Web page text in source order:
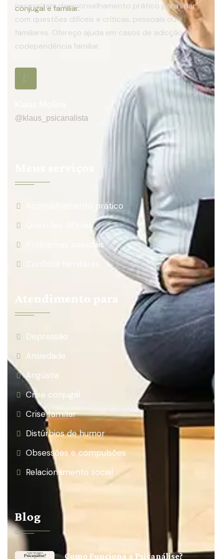
necessitam de aconselhamento prático para lidar
com questões difíceis e críticas, pessoais ou
familiares. Ofereço ajuda em casos de adicção e
codependência familiar.
@klaus_psicanalista
Aconselhamento prático
Problemas pessoais
Conflitos familiares
Atendimento para
Depressão
Ansiedade
Angústia
Crise conjugal
Crise familiar
Distúrbios de humor
Obsessões e compulsões
Relacionamento social
Blog
Como Funciona a Psicanálise?